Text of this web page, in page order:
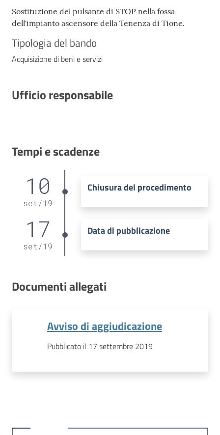
Sostituzione del pulsante di STOP nella fossa
dell'impianto ascensore della Tenenza di Tione.
Tipologia del bando
Acquisizione di beni e servizi
Ufficio responsabile
Tempi e scadenze
10
set /19
Chiusura del procedimento
17
set /19
Data di pubblicazione
Documenti allegati
Avviso di aggiudicazione
Pubblicato il 17 settembre 2019